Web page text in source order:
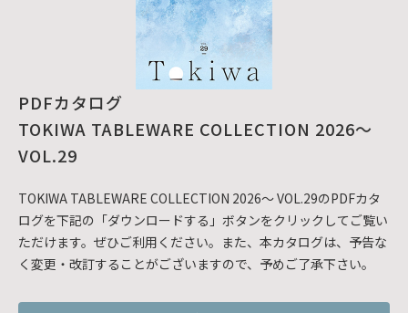
PDFカタログ
TOKIWA TABLEWARE COLLECTION 2026～
VOL.29
TOKIWA TABLEWARE COLLECTION 2026～ VOL.29のPDFカタ
ログを下記の「ダウンロードする」ボタンをクリックしてご覧い
ただけます。ぜひご利用ください。また、本カタログは、予告な
く変更・改訂することがございますので、予めご了承下さい。